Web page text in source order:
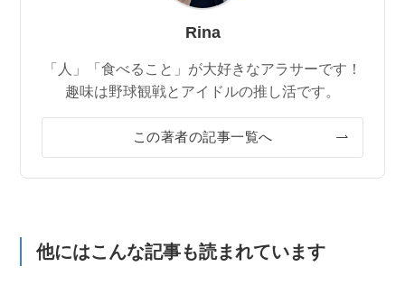
Rina
「人」「食べること」が大好きなアラサーです！
趣味は野球観戦とアイドルの推し活です。
この著者の記事一覧へ
他にはこんな記事も読まれています